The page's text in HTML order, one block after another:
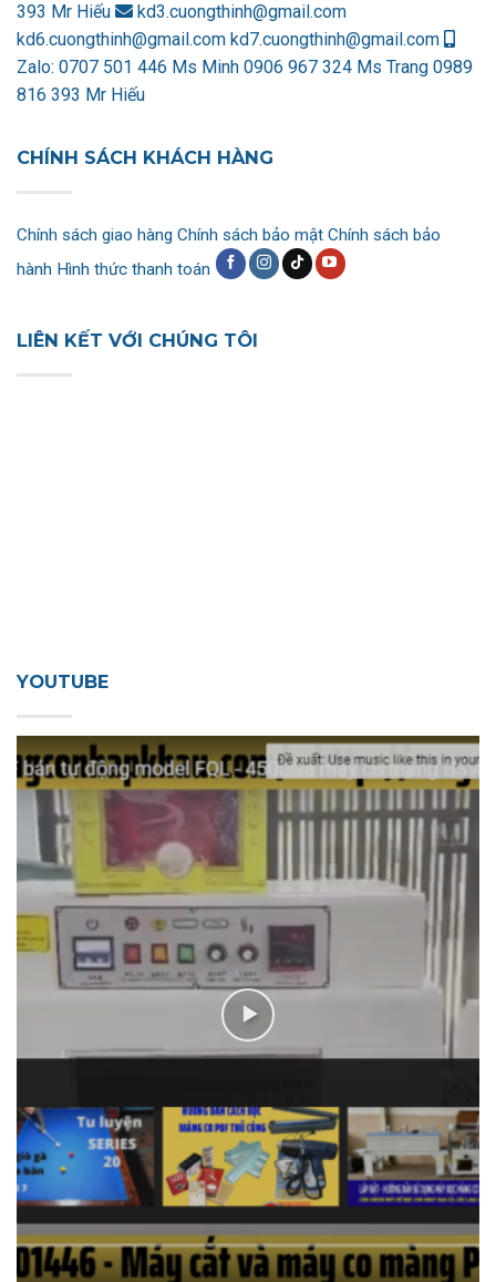
393 Mr Hiếu
kd3.cuongthinh@gmail.com
kd6.cuongthinh@gmail.com kd7.cuongthinh@gmail.com
Zalo: 0707 501 446 Ms Minh 0906 967 324 Ms Trang 0989
816 393 Mr Hiếu
CHÍNH SÁCH KHÁCH HÀNG
Chính sách giao hàng Chính sách bảo mật Chính sách bảo
hành Hình thức thanh toán
LIÊN KẾT VỚI CHÚNG TÔI
YOUTUBE